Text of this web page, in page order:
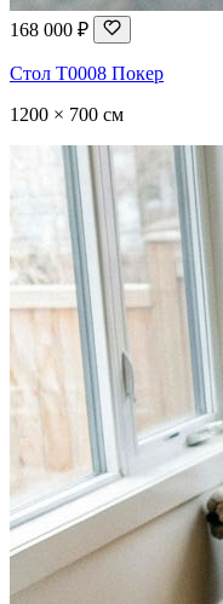
168 000 ₽
Стол T0008 Покер
1200 × 700 см